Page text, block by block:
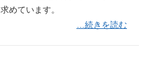
めています。
…続きを読む